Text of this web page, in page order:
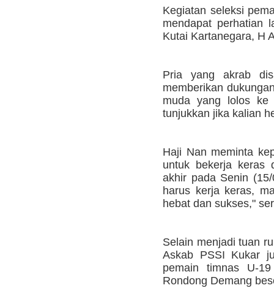
Kegiatan seleksi
mendapat perhatian
Kutai Kartanegara, H
Pria yang akrab
memberikan
muda yang lolos ke
tunjukkan jika kalian
Haji Nan meminta
untuk bekerja keras
akhir pada Senin
harus kerja keras,
hebat dan sukses,"
Selain menjadi tuan
Askab PSSI Kukar
pemain timnas U-
Rondong Demang